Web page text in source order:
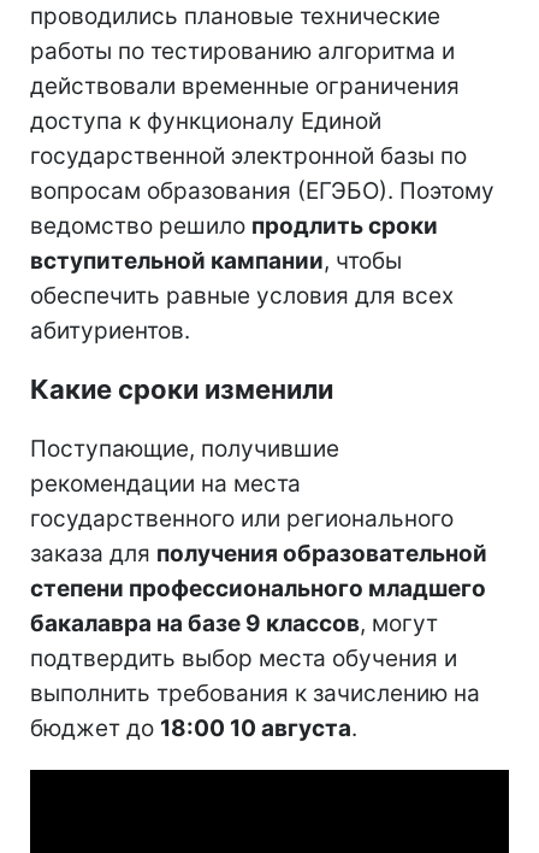
проводились плановые технические
работы по тестированию алгоритма и
действовали временные ограничения
доступа к функционалу Единой
государственной электронной базы по
вопросам образования (ЕГЭБО). Поэтому
ведомство решило продлить сроки
вступительной кампании, чтобы
обеспечить равные условия для всех
абитуриентов.
Какие сроки изменили
Поступающие, получившие
рекомендации на места
государственного или регионального
заказа для получения образовательной
степени профессионального младшего
бакалавра на базе 9 классов, могут
подтвердить выбор места обучения и
выполнить требования к зачислению на
бюджет до 18:00 10 августа.